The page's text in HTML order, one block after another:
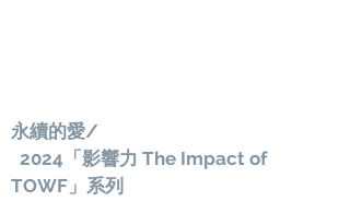
永續的愛/
2024「影響力 The Impact of
TOWF」系列